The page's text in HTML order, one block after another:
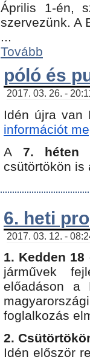
Április 1-én,
szervezünk. A
...
Tovább
póló és
2017. 03. 26. -
Idén újra van
információt
A 7. héten
csütörtökön is
6. heti
2017. 03. 12. -
1. Kedden 18
járművek
előadáson a
foglalkozás
2.
Idén először